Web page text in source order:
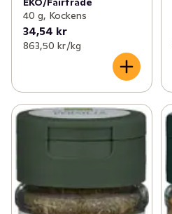
40 g, Kockens
34,54 kr
863,50 kr /kg